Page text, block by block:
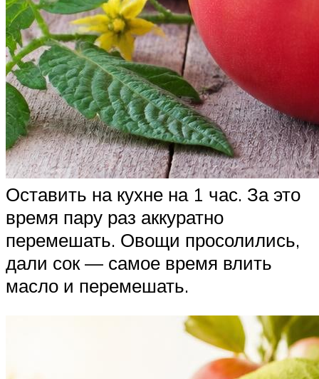
Оставить на кухне на 1 час. За это
время пару раз аккуратно
перемешать. Овощи просолились,
дали сок — самое время влить
масло и перемешать.